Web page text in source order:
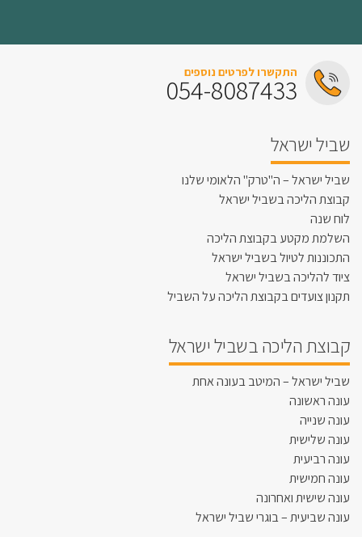
התקשרו לפרטים נוספים
054-8087433
שביל ישראל
שביל ישראל – ה"טרק" הלאומי שלנו
קבוצת הליכה בשביל ישראל
לוח שנה
השלמת מקטע בקבוצת הליכה
התכוננות לטיול בשביל ישראל
ציוד להליכה בשביל ישראל
תקנון צועדים בקבוצת הליכה על השביל
קבוצת הליכה בשביל ישראל
שביל ישראל – המיטב בעונה אחת
עונה ראשונה
עונה שנייה
עונה שלישית
עונה רביעית
עונה חמישית
עונה שישית ואחרונה
עונה שביעית – בוגרי שביל ישראל